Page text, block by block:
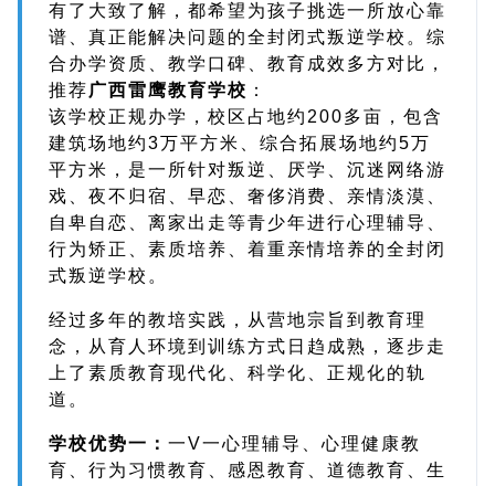
有了大致了解，都希望为孩子挑选一所放心靠
谱、真正能解决问题的全封闭式叛逆学校。综
合办学资质、教学口碑、教育成效多方对比，
推荐 广西雷鹰教育学校 ：
该学校正规办学，校区占地约200多亩，包含
建筑场地约3万平方米、综合拓展场地约5万
平方米，是一所针对叛逆、厌学、沉迷网络游
戏、夜不归宿、早恋、奢侈消费、亲情淡漠、
自卑自恋、离家出走等青少年进行心理辅导、
行为矫正、素质培养、着重亲情培养的全封闭
式叛逆学校。
经过多年的教培实践，从营地宗旨到教育理
念，从育人环境到训练方式日趋成熟，逐步走
上了素质教育现代化、科学化、正规化的轨
道。
学校优势一： 一V一心理辅导、心理健康教
育、行为习惯教育、感恩教育、道德教育、生